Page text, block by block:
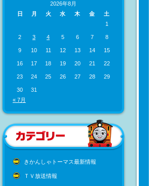
2026年8月
日
月 火 水 木 金
土
1
2 3 4 5 6 7 8
9 10 11 12 13 14 15
16 17 18 19 20 21 22
23 24 25 26 27 28 29
30
31
« 7月
きかんしゃトーマス最新情報
ＴＶ放送情報